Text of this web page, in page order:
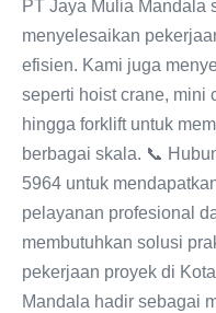
PT Jaya Mulia Mandala
menyelesaikan
efisien. Kami juga
seperti hoist crane, mini
hingga forklift untuk
berbagai skala. 📞
5964 untuk
pelayanan profesional
membutuhkan solusi
pekerjaan proyek di
Mandala hadir sebagai